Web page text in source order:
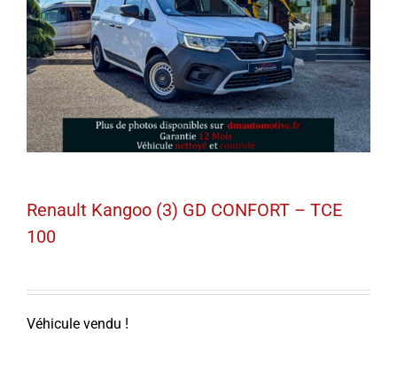
Renault Kangoo (3) GD CONFORT – TCE
100
Véhicule vendu !